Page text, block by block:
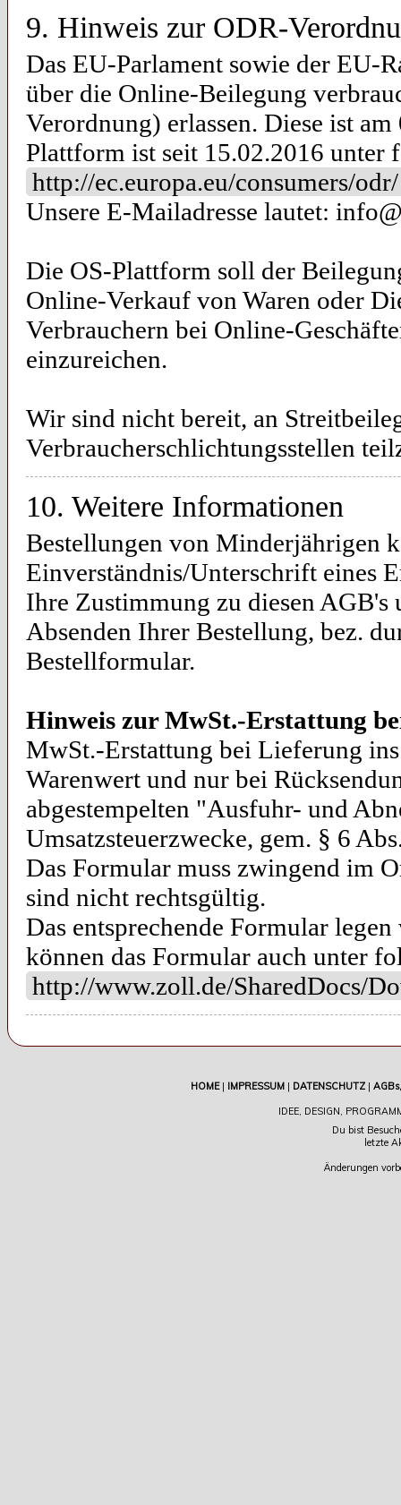
9. Hinweis zur ODR-
Das EU-Parlament sowie der EU-
über die Online-Beilegung
Verordnung) erlassen. Diese ist
Plattform ist seit 15.02.2016 unter
http://ec.europa.eu/consumers/odr/
Unsere E-Mailadresse lautet:
Die OS-Plattform soll der
Online-Verkauf von Waren oder
Verbrauchern bei Online-
einzureichen.
Wir sind nicht bereit, an
Verbraucherschlichtungsstellen
10. Weitere Informationen
Bestellungen von Minderjährigen
Einverständnis/Unterschrift eines
Ihre Zustimmung zu diesen
Absenden Ihrer Bestellung, bez.
Bestellformular.
Hinweis zur MwSt.-Erstattung
MwSt.-Erstattung bei Lieferung
Warenwert und nur bei
abgestempelten "Ausfuhr- und
Umsatzsteuerzwecke, gem. § 6
Das Formular muss zwingend im
sind nicht rechtsgültig.
Das entsprechende Formular
können das Formular auch unter
http://www.zoll.de/SharedDocs/
HOME| IMPRESSUM| DATENSCHUTZ|
IDEE, DESIGN,
Du bist
letzte
Änderungen